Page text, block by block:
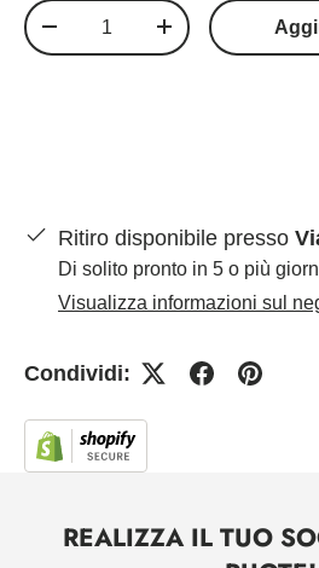
Q.tà
+
Ritiro disponibile presso
Di solito pronto in 5 o più
Visualizza informazioni sul
Condividi:
REALIZZA IL TUO